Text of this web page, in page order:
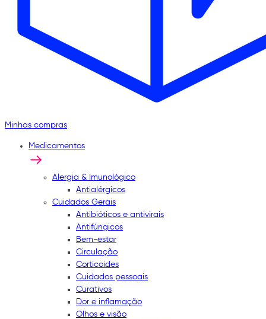
Minhas compras
Medicamentos
Alergia & Imunológico
Antialérgicos
Cuidados Gerais
Antibióticos e antivirais
Antifúngicos
Bem-estar
Circulação
Corticoides
Cuidados pessoais
Curativos
Dor e inflamação
Olhos e visão